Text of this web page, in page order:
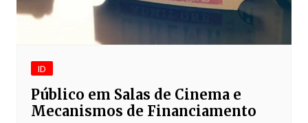
ID
Público em Salas de Cinema e
Mecanismos de Financiamento